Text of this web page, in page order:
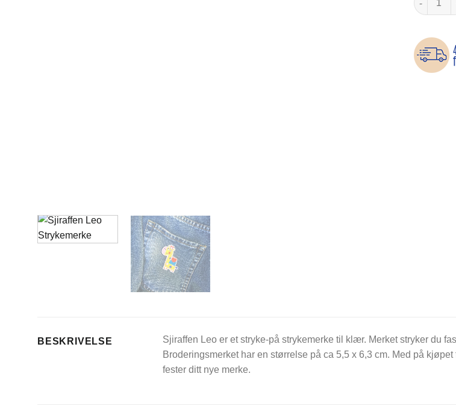
BESKRIVELSE
Sjiraffen Leo er et stryke-på strykemerke til klær. Merket stryker du
Broderingsmerket har en størrelse på ca 5,5 x 6,3 cm. Med på
fester ditt nye merke.